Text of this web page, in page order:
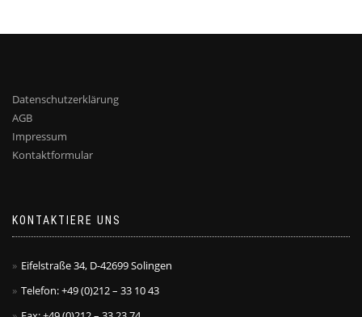
Datenschutzerklärung
AGB
Impressum
Kontaktformular
KONTAKTIERE UNS
Eifelstraße 34, D-42699 Solingen
Telefon: +49 (0)212 – 33 10 43